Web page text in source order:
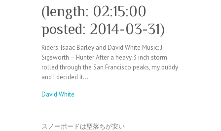
(length: 02:15:00
posted: 2014-03-31)
Riders: Isaac Barley and David White Music: J
Sigsworth – Hunter After a heavy 3 inch storm
rolled through the San Francisco peaks, my buddy
and I decided it…
David White
スノーボードは型落ちが安い